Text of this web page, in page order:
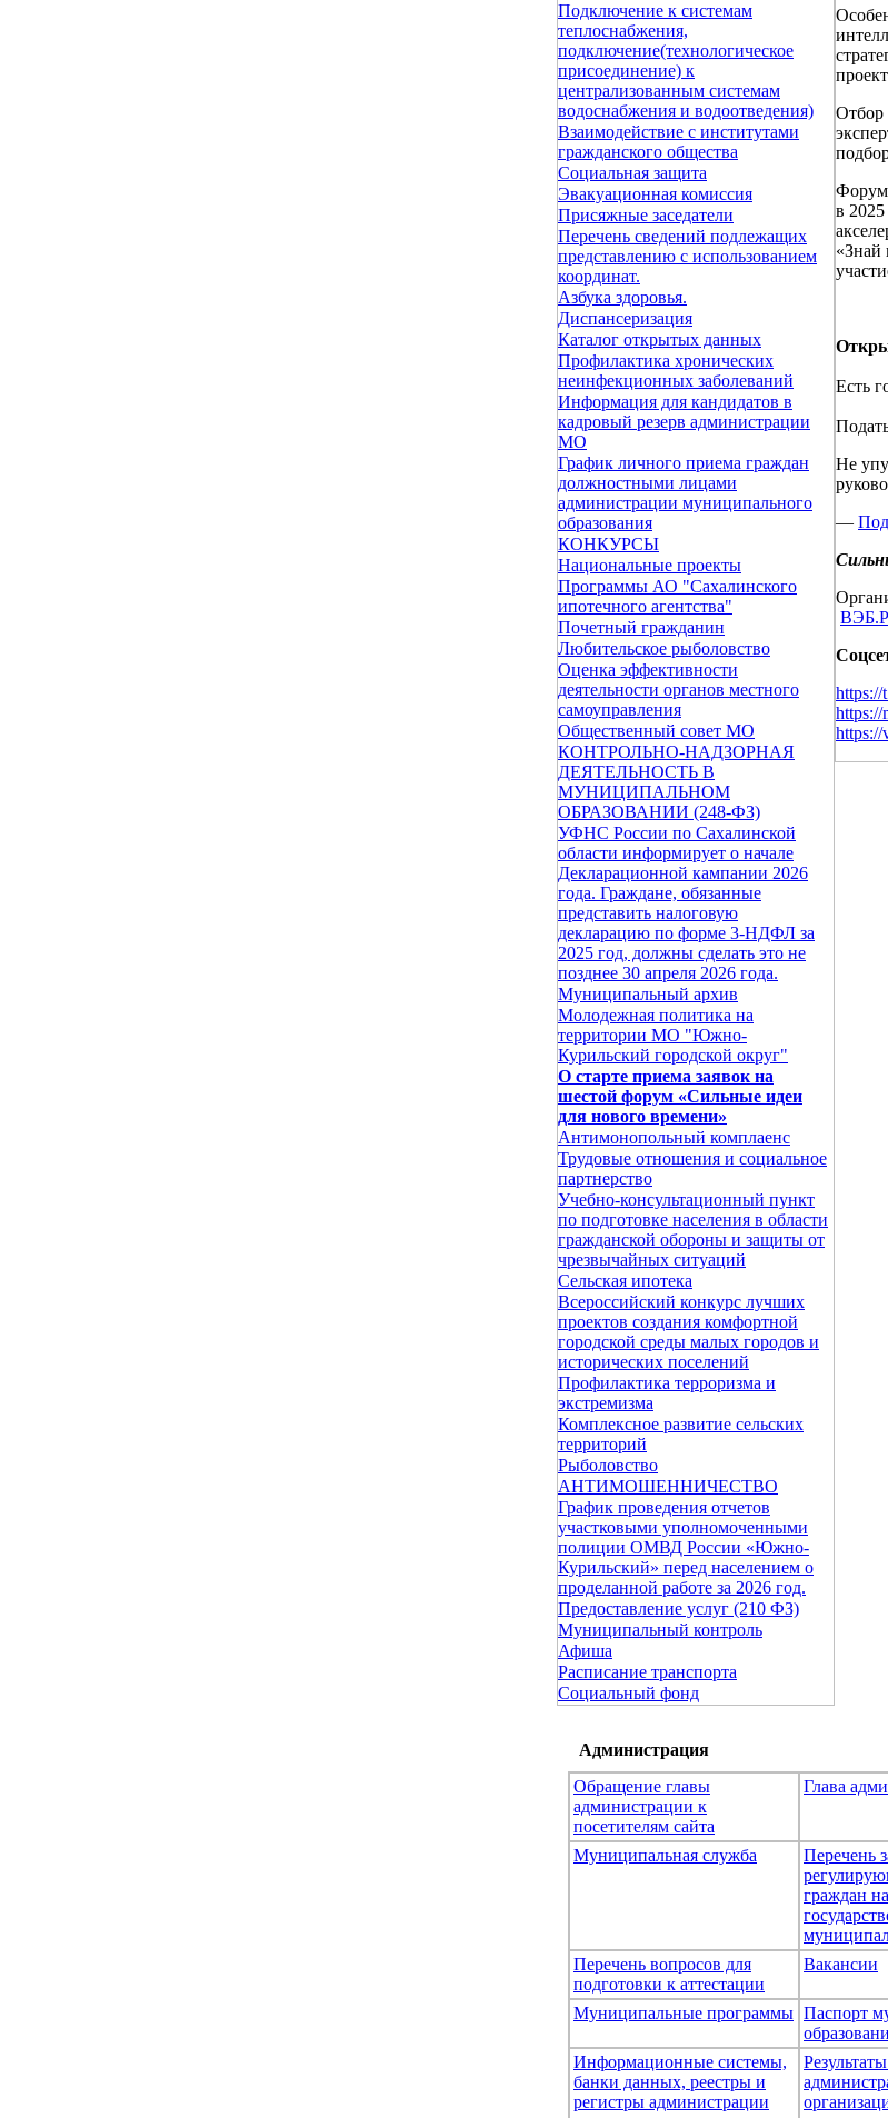
Подключение к системам
теплоснабжения,
подключение(технологическое
присоединение) к
централизованным системам
водоснабжения и водоотведения)
Взаимодействие с институтами
гражданского общества
Социальная защита
Эвакуационная комиссия
Присяжные заседатели
Перечень сведений подлежащих
представлению с использованием
координат.
Азбука здоровья.
Диспансеризация
Каталог открытых данных
Профилактика хронических
неинфекционных заболеваний
Информация для кандидатов в
кадровый резерв администрации
МО
График личного приема граждан
должностными лицами
администрации муниципального
образования
КОНКУРСЫ
Национальные проекты
Программы АО "Сахалинского
ипотечного агентства"
Почетный гражданин
Любительское рыболовство
Оценка эффективности
деятельности органов местного
самоуправления
Общественный совет МО
КОНТРОЛЬНО-НАДЗОРНАЯ
ДЕЯТЕЛЬНОСТЬ В
МУНИЦИПАЛЬНОМ
ОБРАЗОВАНИИ (248-ФЗ)
УФНС России по Сахалинской
области информирует о начале
Декларационной кампании 2026
года. Граждане, обязанные
представить налоговую
декларацию по форме 3-НДФЛ за
2025 год, должны сделать это не
позднее 30 апреля 2026 года.
Муниципальный архив
Молодежная политика на
территории МО "Южно-
Курильский городской округ"
О старте приема заявок на
шестой форум «Сильные идеи
для нового времени»
Антимонопольный комплаенс
Трудовые отношения и социальное
партнерство
Учебно-консультационный пункт
по подготовке населения в области
гражданской обороны и защиты от
чрезвычайных ситуаций
Сельская ипотека
Всероссийский конкурс лучших
проектов создания комфортной
городской среды малых городов и
исторических поселений
Профилактика терроризма и
экстремизма
Комплексное развитие сельских
территорий
Рыболовство
АНТИМОШЕННИЧЕСТВО
График проведения отчетов
участковыми уполномоченными
полиции ОМВД России «Южно-
Курильский» перед населением о
проделанной работе за 2026 год.
Предоставление услуг (210 ФЗ)
Муниципальный контроль
Афиша
Расписание транспорта
Социальный фонд
Отбор
Форум
в
«Знай
Есть
Не
—
https://
https://
https://
Администрация
Обращение главы
администрации к
посетителям сайта
Глава
Муниципальная служба
Перечень
граждан на
Перечень вопросов для
подготовки к аттестации
Вакансии
Муниципальные программы Паспорт
Информационные системы,
банки данных, реестры и
регистры администрации